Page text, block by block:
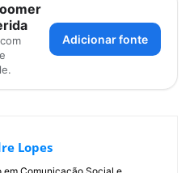
Adicionar fonte
Lopes